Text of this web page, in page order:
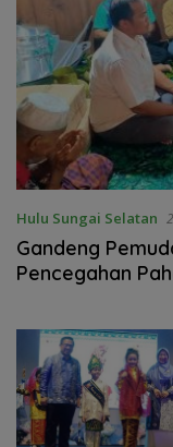
Hulu Sungai Selatan
Gandeng
Pencegahan